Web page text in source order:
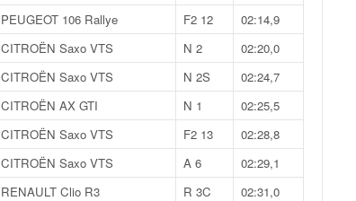
PEUGEOT 106 Rallye F2 12
02:14,9
CITROËN Saxo VTS N 2
02:20,0
CITROËN Saxo VTS N 2S
02:24,7
CITROËN AX GTI N 1
02:25,5
CITROËN Saxo VTS F2 13
02:28,8
CITROËN Saxo VTS A 6
02:29,1
RENAULT Clio R3 R 3C
02:31,0